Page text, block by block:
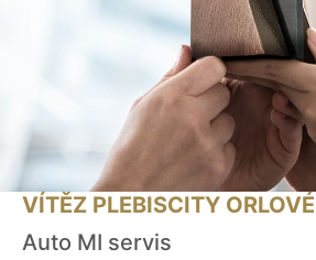
VÍTĚZ PLEBISCITY ORLOVÉ
Auto MI servis